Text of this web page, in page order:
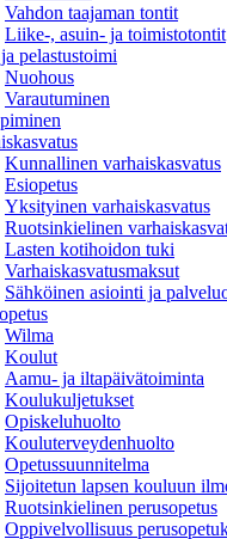
Vahdon taajaman tontit
Liike-, asuin- ja toimistotontit
pelastustoimi
Nuohous
Varautuminen
Kunnallinen varhaiskasvatus
Esiopetus
Yksityinen varhaiskasvatus
Ruotsinkielinen
Lasten kotihoidon tuki
Varhaiskasvatusmaksut
Sähköinen asiointi ja
Wilma
Koulut
Aamu- ja iltapäivätoiminta
Koulukuljetukset
Opiskeluhuolto
Kouluterveydenhuolto
Opetussuunnitelma
Sijoitetun lapsen kouluun
Ruotsinkielinen perusopetus
Oppivelvollisuus